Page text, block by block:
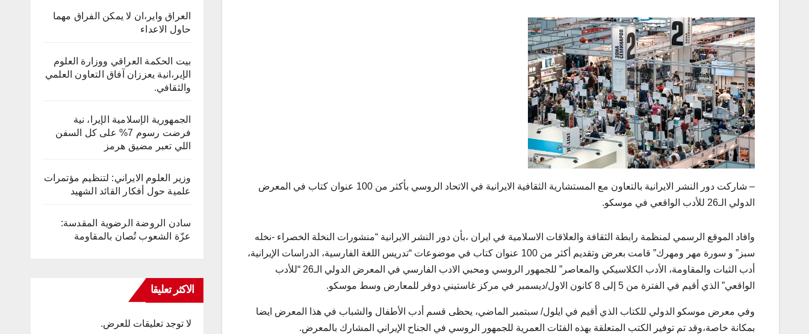
– شاركت دور النشر الايرانية بالتعاون مع المستشارية الثقافية الايرانية في الاتحاد الروسي بأكثر من 100 عنوان كتاب في المعرض
الدولي الـ26 للأدب الواقعي في موسكو.
وافاد الموقع الرسمي لمنظمة رابطة الثقافة والعلاقات الاسلامیة في ايران ،بأن دور النشر الايرانية “منشورات النخلة الخصراء -نخله
سبز” و سورة مهر ومهرك” قامت بعرض وتقديم أكثر من 100 عنوان كتاب في موضوعات “تدريس اللغة الفارسية، الدراسات الإيرانية،
أدب الثبات والمقاومة، الأدب الكلاسيكي والمعاصر” للجمهور الروسي ومحبي الادب الفارسي في المعرض الدولي الـ26 “للأدب
الواقعي” الذي أقيم في الفترة من 5 إلى 8 كانون الاول/ديسمبر في مركز غاستيني دوفر للمعارض وسط موسكو.
وفي معرض موسكو الدولي للكتاب الذي أقيم في ايلول/ سبتمبر الماضي، يحظى قسم أدب الأطفال والشباب في هذا المعرض ايضا
بمكانة خاصة،وقد تم توفير الكتب المتعلقة بهذه الفئات العمرية للجمهور الروسي في الجناح الإيراني المشارك بالمعرض.
العراق واير،ان لا يمكن الفراق مهما
حاول الاعداء
بيت الحكمة العراقي ووزارة العلوم
الإير،انية يعززان آفاق التعاون العلمي
والثقافي.
الجمهورية الإسلامية الإيرا، نية
فرضت رسوم 7% على كل السفن
اللي تعبر مضيق هرمز
وزير العلوم الايراني: لتنظيم مؤتمرات
علمية حول أفكار القائد الشهيد
سادن الروضة الرضوية المقدسة:
عزّة الشعوب تُصان بالمقاومة
الاكثر تعليقا
لا توجد تعليقات للعرض.